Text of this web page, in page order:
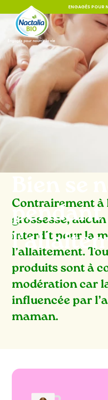
ENGAGÉS POUR
pendant
Contrairement à
grossesse,
interdit pour la
l’allaitement.
produits sont à
modération car
influencée par
maman.